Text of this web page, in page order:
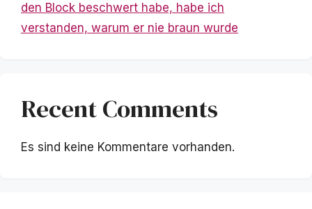
den Block beschwert habe, habe ich
verstanden, warum er nie braun wurde
Recent Comments
Es sind keine Kommentare vorhanden.